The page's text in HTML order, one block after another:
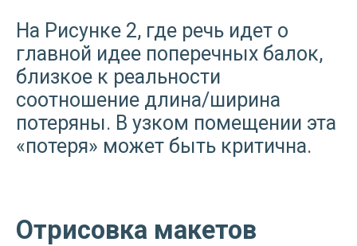
На Рисунке 2, где речь идет о
главной идее поперечных балок,
близкое к реальности
соотношение длина/ширина
потеряны. В узком помещении эта
«потеря» может быть критична.
Отрисовка макетов